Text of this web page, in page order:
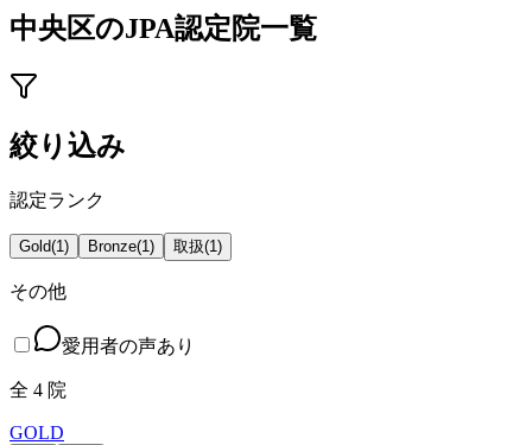
中央区のJPA認定院一覧
絞り込み
認定ランク
Gold(1) Bronze(1) 取扱(1)
その他
愛用者の声あり
全 4 院
GOLD